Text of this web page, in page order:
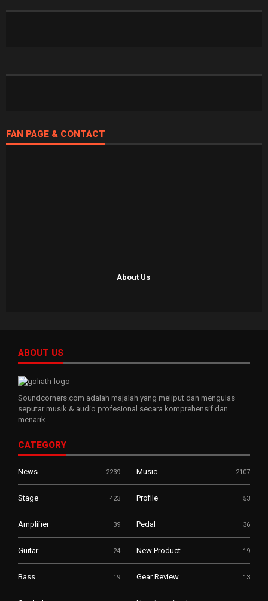
FAN PAGE & CONTACT
About Us
ABOUT US
Soundcorners.com adalah majalah yang meliput dan mengulas
seputar musik & audio profesional secara komprehensif dan
menarik
CATEGORY
News 2239 Music 2107
Stage 423 Profile 53
Amplifier 39 Pedal 36
Guitar 24 New Product 19
Bass 19 Gear Review 13